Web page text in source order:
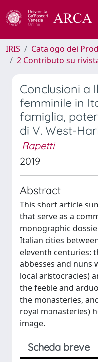
IRIS
Catalogo dei
2 Contributo su
Conclusioni a
femminile in
famiglia,
di V. West-
Rapetti
2019
Abstract
This short article
that serve as a
monographic
Italian cities
eleventh centuries:
abbesses and nuns
local aristocracies)
the feeble and
the monasteries,
royal monasteries)
image.
Scheda breve